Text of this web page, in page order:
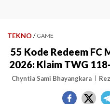
TEKNO / GAME
55 Kode Redeem FC
2026: Klaim TWG
Chyntia Sami Bhayangkara